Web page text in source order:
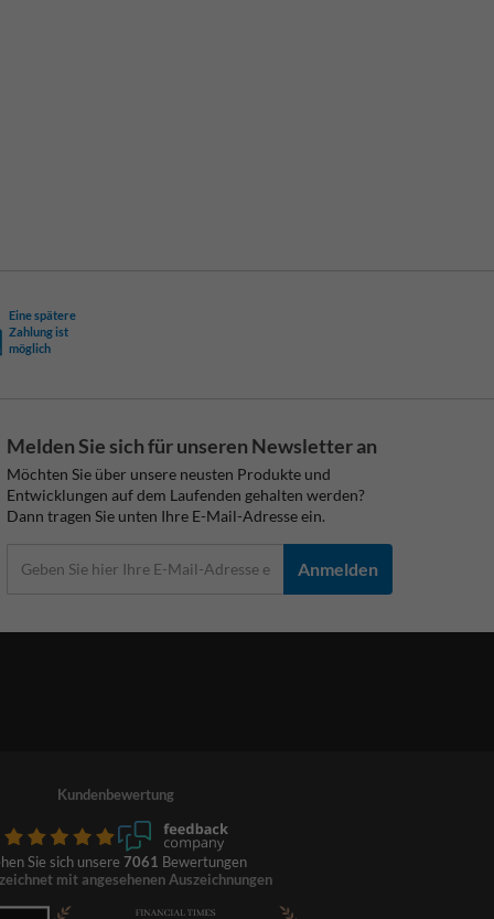
Eine spätere
Zahlung ist
möglich
Melden Sie sich für unseren Newsletter an
Möchten Sie über unsere neusten Produkte und
Entwicklungen auf dem Laufenden gehalten werden?
Dann tragen Sie unten Ihre E-Mail-Adresse ein.
Anmelden
Kundenbewertung
Sie sich unsere 7061 Bewertungen
mit angesehenen Auszeichnungen